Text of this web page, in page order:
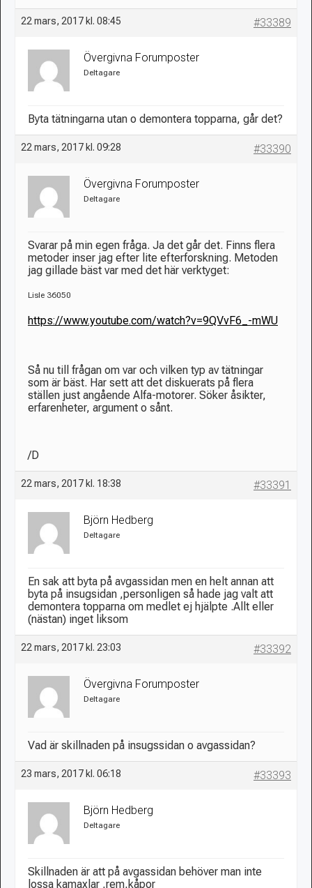
22 mars, 2017 kl. 08:45 #33389
Övergivna Forumposter
Deltagare
Byta tätningarna utan o demontera topparna, går det?
22 mars, 2017 kl. 09:28 #33390
Övergivna Forumposter
Deltagare
Svarar på min egen fråga. Ja det går det. Finns flera
metoder inser jag efter lite efterforskning. Metoden
jag gillade bäst var med det här verktyget:
Lisle 36050
https://www.youtube.com/watch?v=9QVvF6_-mWU
Så nu till frågan om var och vilken typ av tätningar
som är bäst. Har sett att det diskuerats på flera
ställen just angående Alfa-motorer. Söker åsikter,
erfarenheter, argument o sånt.
/D
22 mars, 2017 kl. 18:38 #33391
Björn Hedberg
Deltagare
En sak att byta på avgassidan men en helt annan att
byta på insugsidan ,personligen så hade jag valt att
demontera topparna om medlet ej hjälpte .Allt eller
(nästan) inget liksom
22 mars, 2017 kl. 23:03 #33392
Övergivna Forumposter
Deltagare
Vad är skillnaden på insugssidan o avgassidan?
23 mars, 2017 kl. 06:18 #33393
Björn Hedberg
Deltagare
Skillnaden är att på avgassidan behöver man inte
lossa kamaxlar ,rem,kåpor